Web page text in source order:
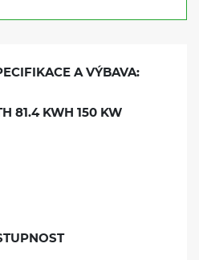
A VÝBAVA:
81.4 KWH 150 KW